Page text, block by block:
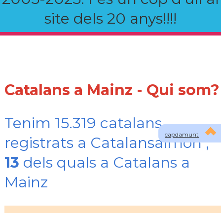
site dels 20 anys!!!!
capdamunt
Catalans a Mainz - Qui som?
Tenim 15.319 catalans
registrats a Catalansalmon ,
13 dels quals a Catalans a
Mainz